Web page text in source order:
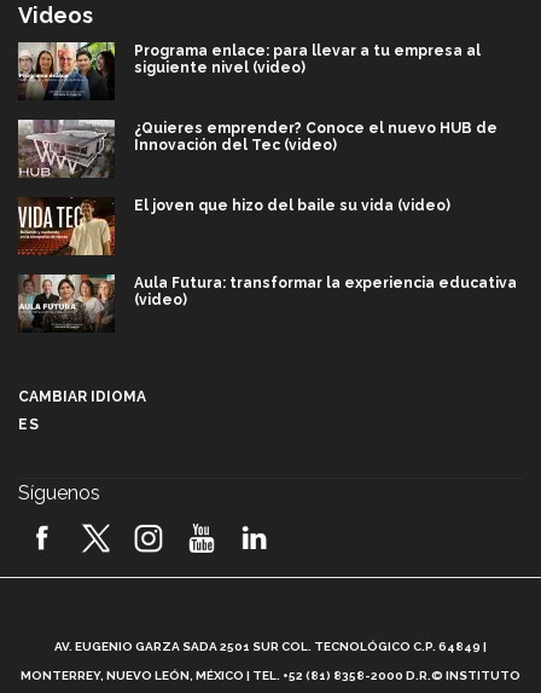
Videos
Programa enlace: para llevar a tu empresa al
siguiente nivel (video)
¿Quieres emprender? Conoce el nuevo HUB de
Innovación del Tec (video)
El joven que hizo del baile su vida (video)
Aula Futura: transformar la experiencia educativa
(video)
2026! (video)
¿Cómo es el Modelo Educativo Tec? (video)
CAMBIAR IDIOMA
ES
Síguenos
AV. EUGENIO GARZA SADA 2501 SUR COL. TECNOLÓGICO C.P. 64849 |
MONTERREY, NUEVO LEÓN, MÉXICO | TEL. +52 (81) 8358-2000 D.R.© INSTITUTO